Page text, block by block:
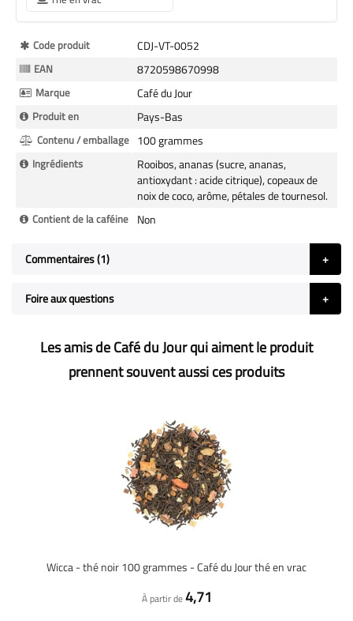
Plus
d’information
Code produit CDJ-VT-0052
EAN 8720598670998
Marque Café du Jour
Produit en Pays-Bas
Contenu / emballage 100 grammes
Ingrédients
Rooibos, ananas (sucre, ananas,
antioxydant : acide citrique), copeaux de
noix de coco, arôme, pétales de tournesol.
Contient de la caféine Non
Commentaires 1
Foire aux questions
Les amis de Café du Jour qui aiment le produit
prennent souvent aussi ces produits
Wicca - thé noir 100 grammes - Café du Jour thé en vrac
À partir de4,71